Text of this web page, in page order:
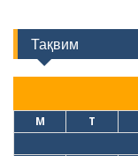
Тақвим
M T